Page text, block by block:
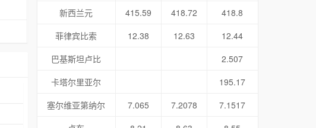
新西兰元
415.59 418.72
418.8
菲律宾比索
12.38 12.63
12.44
巴基斯坦卢比
2.507
卡塔尔里亚尔
195.17
塞尔维亚第纳尔
7.065 7.2078
7.1517